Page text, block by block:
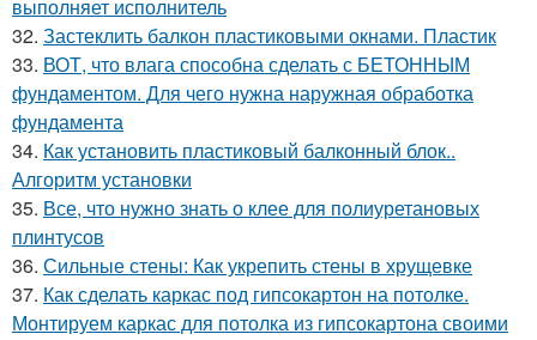
выполняет исполнитель
32. Застеклить балкон пластиковыми окнами. Пластик
33. ВОТ, что влага способна сделать с БЕТОННЫМ
фундаментом. Для чего нужна наружная обработка
фундамента
34. Как установить пластиковый балконный блок..
Алгоритм установки
35. Все, что нужно знать о клее для полиуретановых
плинтусов
36. Сильные стены: Как укрепить стены в хрущевке
37. Как сделать каркас под гипсокартон на потолке.
Монтируем каркас для потолка из гипсокартона своими